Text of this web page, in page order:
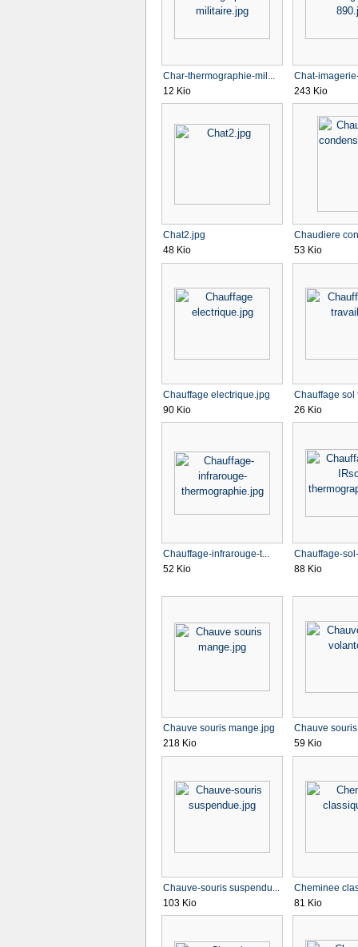
Char-thermographie-mil...
12 Kio
Chat-
243 Kio
Chat2.jpg
48 Kio
Chaudiere
53 Kio
Chauffage electrique.jpg
90 Kio
Chauffage sol
26 Kio
Chauffage-infrarouge-t...
52 Kio
Chauffage-
88 Kio
Chauve souris mange.jpg
218 Kio
Chauve
59 Kio
Chauve-souris suspendu...
103 Kio
Cheminee
81 Kio